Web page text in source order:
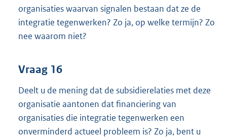
organisaties waarvan signalen bestaan dat ze de
integratie tegenwerken? Zo ja, op welke termijn? Zo
nee waarom niet?
Vraag 16
Deelt u de mening dat de subsidierelaties met deze
organisatie aantonen dat financiering van
organisaties die integratie tegenwerken een
onverminderd actueel probleem is? Zo ja, bent u